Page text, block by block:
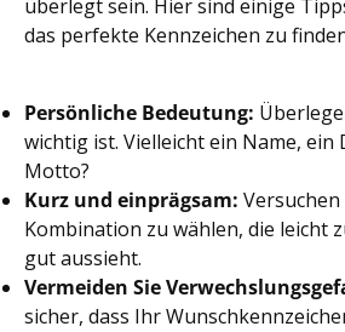
überlegt sein. Hier sind einige
das perfekte Kennzeichen zu
Persönliche Bedeutung:
wichtig ist. Vielleicht ein Name, ein
Motto?
Kurz und einprägsam: Versuchen
Kombination zu wählen, die leicht
gut aussieht.
Vermeiden Sie
sicher, dass Ihr